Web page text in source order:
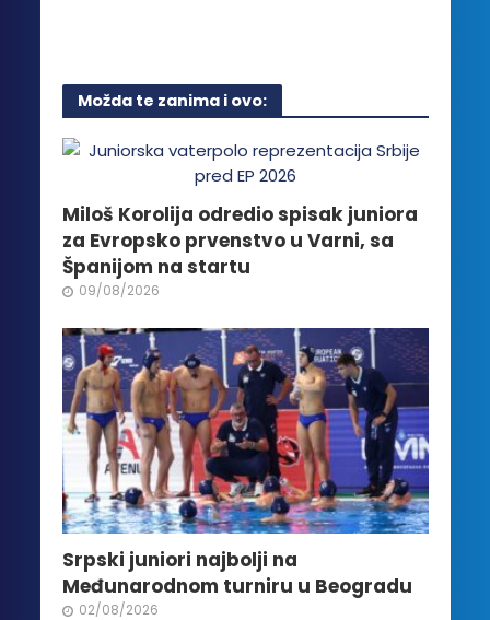
više
varijanti.
mogu
izabrane
na
stranici
proizvoda.
Možda te zanima i ovo:
Miloš Korolija odredio spisak juniora
za Evropsko prvenstvo u Varni, sa
Španijom na startu
09/08/2026
Srpski juniori najbolji na
Međunarodnom turniru u Beogradu
02/08/2026